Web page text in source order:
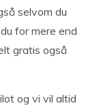
selvom du
for mere end
gratis også
og vi vil altid